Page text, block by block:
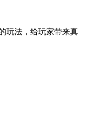
玩法，给玩家带来真